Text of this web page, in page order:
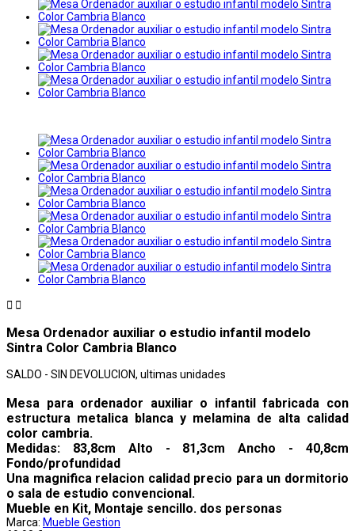
 
Mesa Ordenador auxiliar o estudio infantil modelo
Sintra Color Cambria Blanco
SALDO - SIN DEVOLUCION, ultimas unidades
Mesa para ordenador auxiliar o infantil fabricada con
estructura metalica blanca y melamina de alta calidad
color cambria.
Medidas: 83,8cm Alto - 81,3cm Ancho - 40,8cm
Fondo/profundidad
Una magnifica relacion calidad precio para un dormitorio
o sala de estudio convencional.
Mueble en Kit, Montaje sencillo. dos personas
Marca: Mueble Gestion